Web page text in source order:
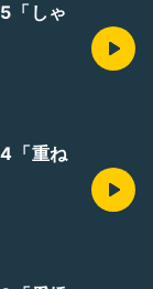
「しゃ
「重ね